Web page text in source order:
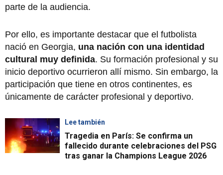
parte de la audiencia.
Por ello, es importante destacar que el futbolista
nació en Georgia, una nación con una identidad
cultural muy definida. Su formación profesional y su
inicio deportivo ocurrieron allí mismo. Sin embargo, la
participación que tiene en otros continentes, es
únicamente de carácter profesional y deportivo.
Lee también
Tragedia en París: Se confirma un
fallecido durante celebraciones del PSG
tras ganar la Champions League 2026